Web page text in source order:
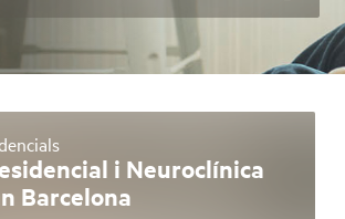
i Neuroclínica
Barcelona